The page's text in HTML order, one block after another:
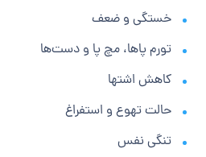
خستگی و ضعف
تورم پاها، مچ پا و دست‌ها
کاهش اشتها
حالت تهوع و استفراغ
تنگی نفس